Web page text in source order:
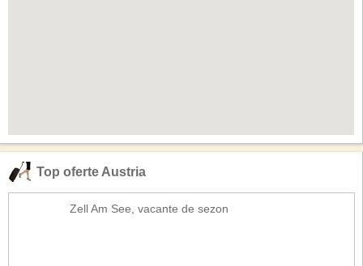
Top oferte Austria
Zell Am See, vacante de sezon